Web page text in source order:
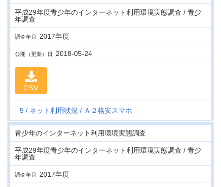
平成29年度青少年のインターネット利用環境実態調査 / 青少
年調査
調査年月 2017年度
公開（更新）日 2018-05-24
CSV
5 ネット利用状況 Ａ２格安スマホ
青少年のインターネット利用環境実態調査
平成29年度青少年のインターネット利用環境実態調査 / 青少
年調査
調査年月 2017年度